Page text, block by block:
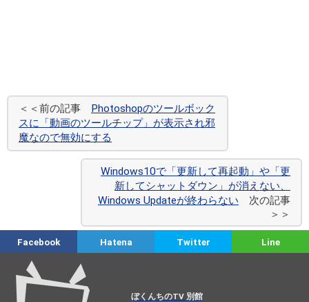
＜＜前の記事 Photoshopのツールボック
スに「動画のツールチップ」が表示され邪
魔なので無効にする
Windows10で「更新して再起動」や「更
新してシャットダウン」が消えない、
Windows Updateが終わらない 次の記事
＞＞
Facebook Hatena Twitter Line
ぼくんちのTV 別館